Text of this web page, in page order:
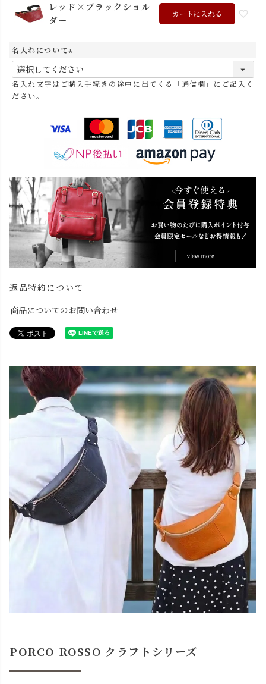
レッド×ブラックショル
ダー
カートに入れる
名入れについて
(
必
須
名入れ文字はご購入手続きの途中に出てくる「通信欄」にご記入く
ださい。
返品特約について
商品についてのお問い合わせ
PORCO ROSSO クラフトシリーズ